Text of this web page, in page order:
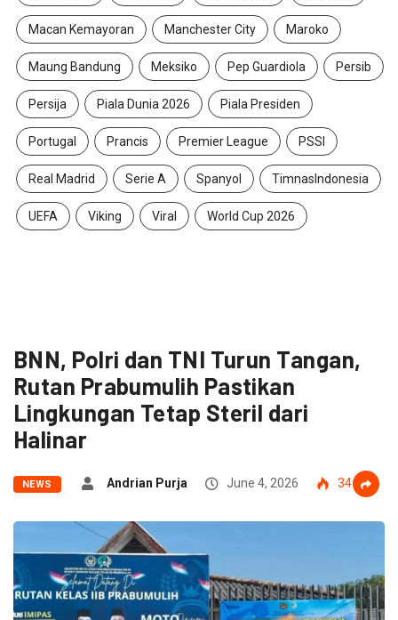
Macan Kemayoran Manchester City Maroko
Maung Bandung Meksiko Pep Guardiola Persib
Persija Piala Dunia 2026 Piala Presiden
Portugal Prancis Premier League PSSI
Real Madrid Serie A Spanyol TimnasIndonesia
UEFA Viking Viral World Cup 2026
BNN, Polri dan TNI Turun Tangan,
Rutan Prabumulih Pastikan
Lingkungan Tetap Steril dari
Halinar
NEWS Andrian Purja June 4, 2026 34